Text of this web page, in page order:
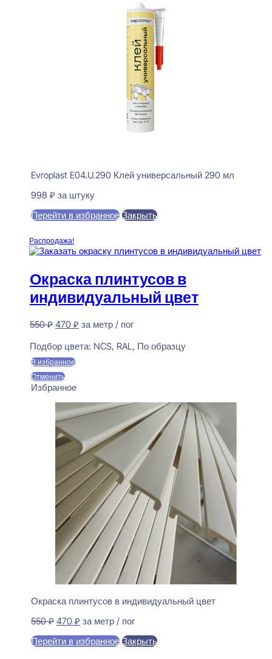
Evroplast E04.U.290 Клей универсальный 290 мл
998 ₽ за штуку
Перейти в избранное Закрыть
Распродажа!
Окраска плинтусов в
индивидуальный цвет
550₽ Первоначальная
составляла
550 ₽.
470 ₽Текущая
470 ₽.
за метр / пог
Подбор цвета: NCS, RAL, По образцу
В избранное
Отменить
Избранное
Окраска плинтусов в индивидуальный цвет
550₽ Первоначальная
составляла
470 ₽Текущая
470 ₽.
за метр / пог
Перейти в избранное Закрыть